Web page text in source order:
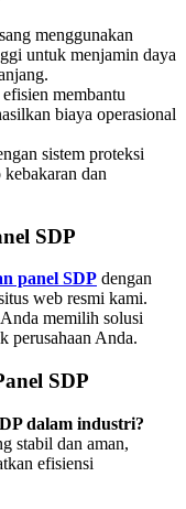
menggunakan
untuk menjamin daya
membantu
biaya operasional
sistem proteksi
dan
SDP
panel SDP dengan
web resmi kami.
memilih solusi
perusahaan Anda.
SDP
dalam industri?
stabil dan aman,
efisiensi